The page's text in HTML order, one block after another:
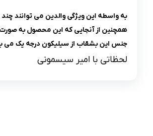
به واسطه این ویژگی والدین می توانند
همچنین از آنجایی که این محصول به
جنس این بشقاب از سیلیکون درجه یک می
لحظاتی با امیر سیسمونی